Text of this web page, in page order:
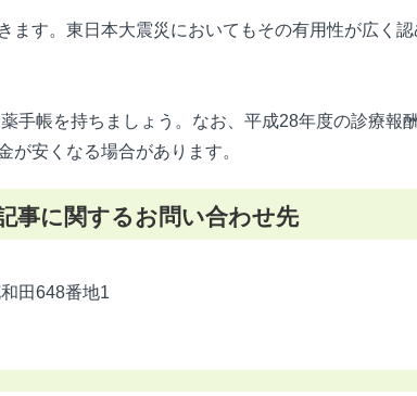
ます。東日本大震災においてもその有用性が広く認
手帳を持ちましょう。なお、平成28年度の診療報
が安くなる場合があります。
事に関するお問い合わせ先
田648番地1